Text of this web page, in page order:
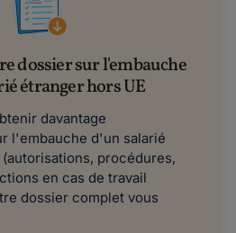
dossier sur l'embauche
étranger hors UE
davantage
l'embauche d'un salarié
procédures,
en cas de travail
dossier complet vous